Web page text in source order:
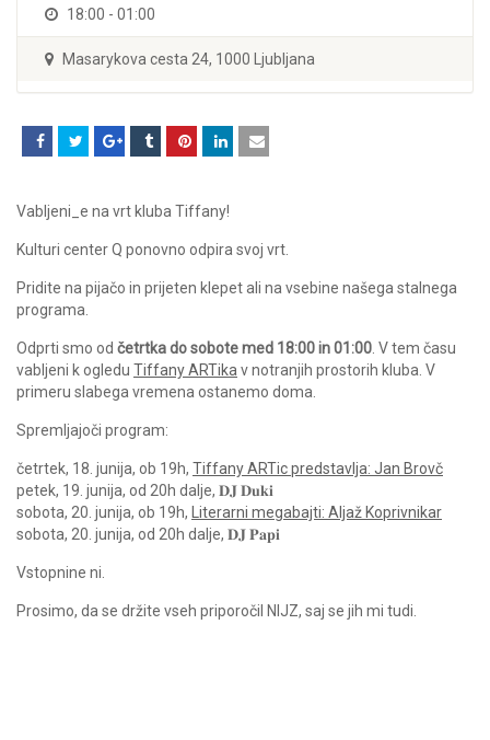
18:00 - 01:00
Masarykova cesta 24, 1000 Ljubljana
Vabljeni_e na vrt kluba Tiffany!
Kulturi center Q ponovno odpira svoj vrt.
Pridite na pijačo in prijeten klepet ali na vsebine našega stalnega
programa.
Odprti smo od četrtka do sobote med 18:00 in 01:00 . V tem času
vabljeni k ogledu Tiffany ARTika v notranjih prostorih kluba. V
primeru slabega vremena ostanemo doma.
Spremljajoči program:
četrtek, 18. junija, ob 19h, Tiffany ARTic predstavlja: Jan Brovč
petek, 19. junija, od 20h dalje, 𝐃𝐉 𝐃𝐮𝐤𝐢
sobota, 20. junija, ob 19h,
Literarni megabajti: Aljaž Koprivnikar
sobota, 20. junija, od 20h dalje, 𝐃𝐉 𝐏𝐚𝐩𝐢
Vstopnine ni.
Prosimo, da se držite vseh priporočil NIJZ, saj se jih mi tudi.